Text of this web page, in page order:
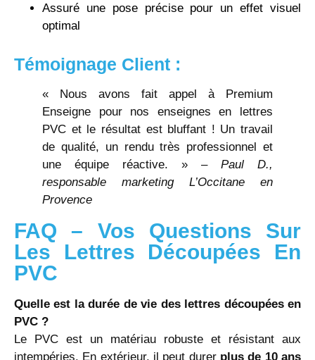
Assuré une pose précise pour un effet visuel
optimal
Témoignage Client :
« Nous avons fait appel à Premium
Enseigne pour nos enseignes en lettres
PVC et le résultat est bluffant ! Un travail
de qualité, un rendu très professionnel et
une équipe réactive. » – Paul D.,
responsable marketing L’Occitane en
Provence
FAQ – Vos Questions Sur
Les Lettres Découpées En
PVC
Quelle est la durée de vie des lettres découpées en
PVC ?
Le PVC est un matériau robuste et résistant aux
intempéries. En extérieur, il peut durer plus de 10 ans